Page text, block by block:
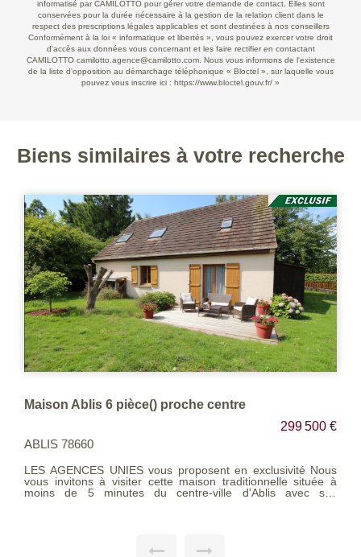
informatisé par CAMILOTTO pour gérer votre demande de contact. Elles sont
conservées pour la durée nécessaire à la gestion de la relation client dans le
respect des prescriptions légales applicables et sont destinées à nos conseillers
Conformément à la loi « informatique et libertés », vous pouvez exercer votre droit
d'accès aux données vous concernant et les faire rectifier en contactant
CAMILOTTO camilotto.agence@camilotto.com. Nous vous informons de l'existence
de la liste d'opposition au démarchage téléphonique « Bloctel », sur laquelle vous
pouvez vous inscrire ici : https://www.bloctel.gouv.fr/ »
Biens similaires à votre recherche
Maison Ablis 6 pièce() proche centre
299 500 €
ABLIS 78660
LES AGENCES UNIES vous proposent en exclusivité Nous
vous invitons à visiter cette maison traditionnelle située à
moins de 5 minutes du centre-ville d'Ablis avec ses
au rez-de-chaussée d'une entrée sur un salon séjour